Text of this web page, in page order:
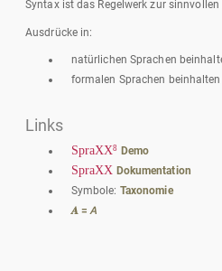
Syntax ist das Regelwerk zur
Ausdrücke in:
natürlichen Sprachen
formalen Sprachen
Links
SpraXX8 Demo
SpraXX Dokumentation
Symbole: Taxonomie
𝑨 = 𝘈